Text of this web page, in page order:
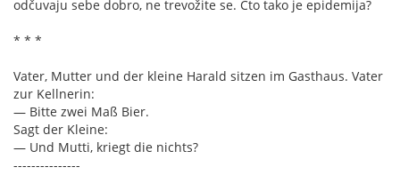
odčuvaju sebe dobro, ne trevožite se. Čto tako je epidemija?
* * *
Vater, Mutter und der kleine Harald sitzen im Gasthaus. Vater
zur Kellnerin:
— Bitte zwei Maß Bier.
Sagt der Kleine:
— Und Mutti, kriegt die nichts?
---------------